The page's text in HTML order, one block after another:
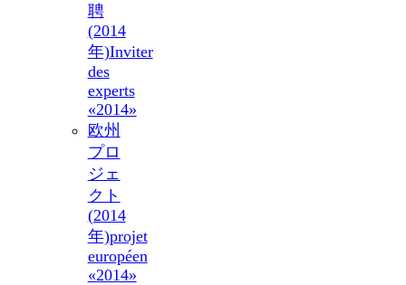
聘
(2014
年)Inviter
des
experts
«2014»
欧州
プロ
ジェ
クト
(2014
年)projet
européen
«2014»